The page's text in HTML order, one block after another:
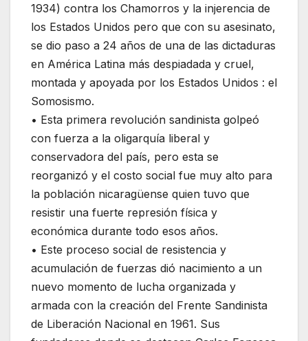
1934) contra los Chamorros y la injerencia de
los Estados Unidos pero que con su asesinato,
se dio paso a 24 años de una de las dictaduras
en América Latina más despiadada y cruel,
montada y apoyada por los Estados Unidos : el
Somosismo.
• Esta primera revolución sandinista golpeó
con fuerza a la oligarquía liberal y
conservadora del país, pero esta se
reorganizó y el costo social fue muy alto para
la población nicaragüense quien tuvo que
resistir una fuerte represión física y
económica durante todo esos años.
• Este proceso social de resistencia y
acumulación de fuerzas dió nacimiento a un
nuevo momento de lucha organizada y
armada con la creación del Frente Sandinista
de Liberación Nacional en 1961. Sus